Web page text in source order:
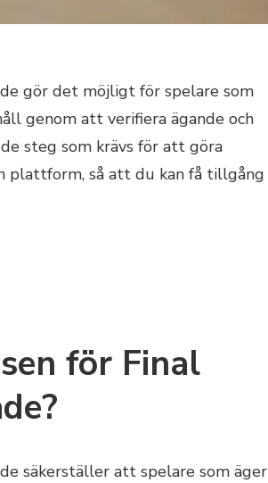
gör det möjligt för spelare som
genom att verifiera ägande och
steg som krävs för att göra
plattform, så att du kan få tillgång
för Final
säkerställer att spelare som äger